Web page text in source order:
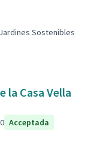
Sostenibles
la Casa Vella
0 Acceptada